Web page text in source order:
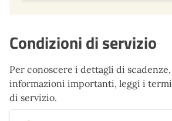
Condizioni di servizio
Per conoscere i dettagli di
informazioni importanti, leggi i
di servizio.